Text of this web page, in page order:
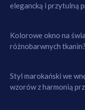
elegancką i przytulną
Kolorowe okno na
różnobarwnych tkanin?
Styl marokański we
wzorów z harmonią